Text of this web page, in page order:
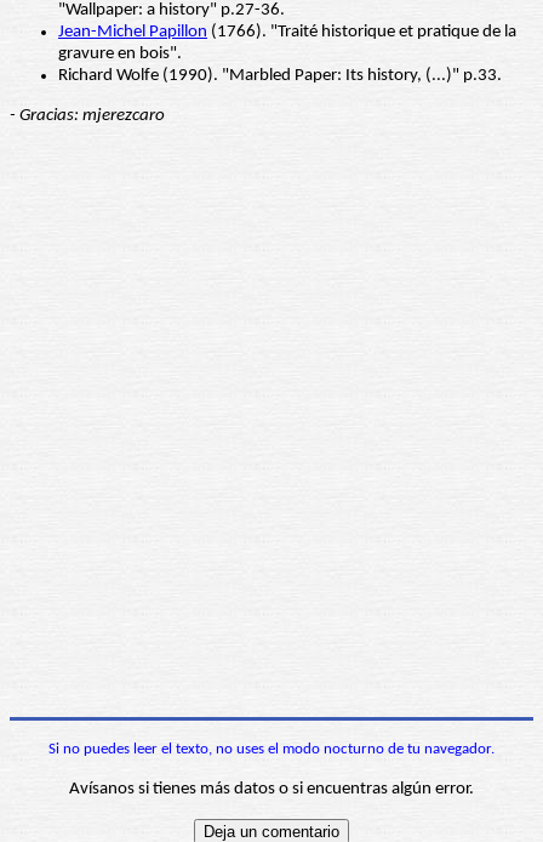
"Wallpaper: a history" p.27-36.
Jean-Michel Papillon (1766). "Traité historique et pratique de la
gravure en bois".
Richard Wolfe (1990). "Marbled Paper: Its history, (...)" p.33.
- Gracias: mjerezcaro
Si no puedes leer el texto, no uses el modo nocturno de tu navegador.
Avísanos si tienes más datos o si encuentras algún error.